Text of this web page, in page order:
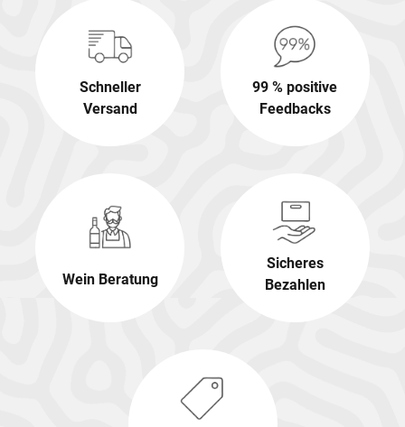
Schneller
Versand
99 % positive
Feedbacks
Wein Beratung
Sicheres
Bezahlen